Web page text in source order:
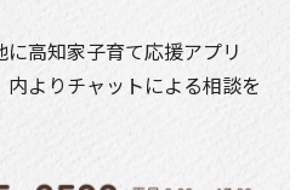
高知家子育て応援アプリ
内よりチャットによる相談を